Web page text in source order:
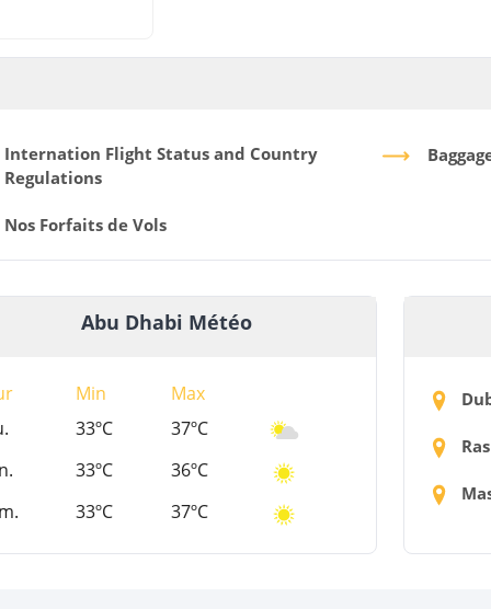
Internation Flight Status and Country
Regulations
Nos Forfaits de Vols
Abu Dhabi Météo
Min
Max
33ºC
37ºC
33ºC
36ºC
33ºC 37ºC